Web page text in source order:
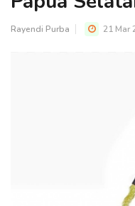
Rayendi Purba 21 Mar